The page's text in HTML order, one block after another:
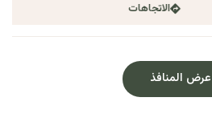
الاتجاهات
عرض المنافذ